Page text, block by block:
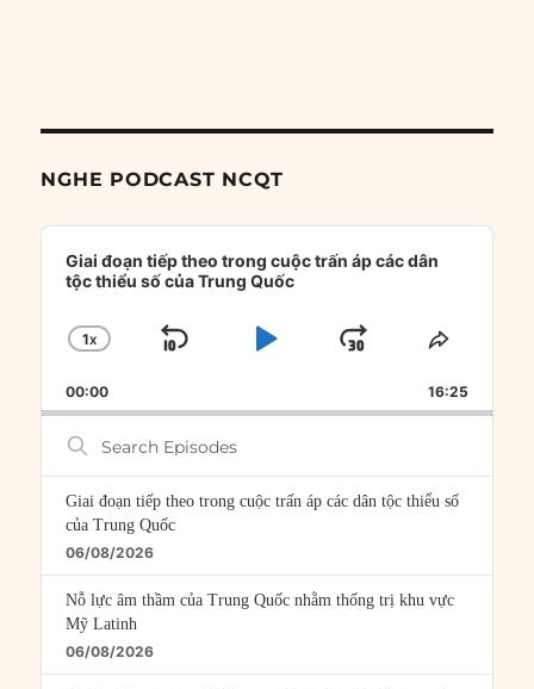
NGHE PODCAST NCQT
Audio
Player
Giai đoạn tiếp theo trong cuộc trấn áp các dân
tộc thiểu số của Trung Quốc
CHANGE
RATE
1X
SKIP
PLAYJUMP
FORWARD
SHARE
00:00 16:25
Search
Episodes
Giai đoạn tiếp theo trong cuộc trấn áp các dân tộc thiểu số
của Trung Quốc
06/08/2026
Nỗ lực âm thầm của Trung Quốc nhằm thống trị khu vực
Mỹ Latinh
06/08/2026